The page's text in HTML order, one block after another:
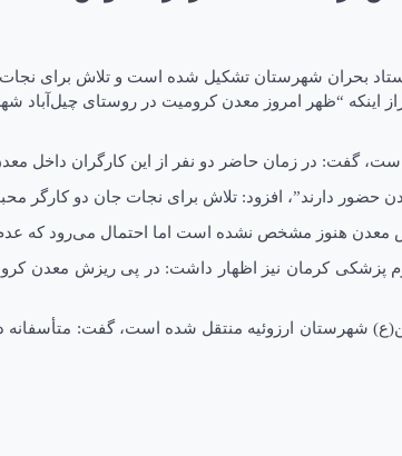
تشکیل شده است و تلاش برای نجات ۲ کارگر محبوس ادامه دارد.
اینکه “ظهر امروز معدن کرومیت در روستای
است، گفت: در زمان حاضر دو نفر از این کارگران داخل
حضور دارند”، افزود: تلاش برای نجات جان دو کارگر
معدن هنوز مشخص نشده است اما احتمال می‌رود که
شهرستان ارزوئیه منتقل شده است، گفت: